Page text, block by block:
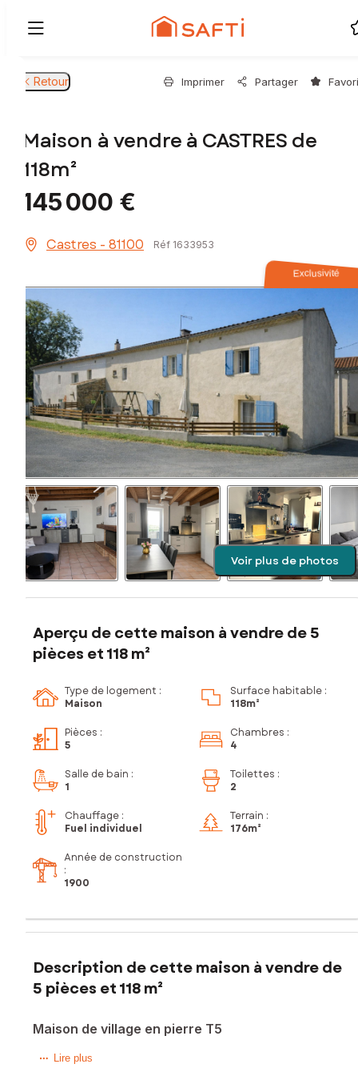
Retour Imprimer Partager
Maison à vendre à CASTRES de
118m²
145 000 €
Castres - 81100 Réf 1633953
Exclusivité
Voir plus de photos
Aperçu de cette maison à vendre de 5
pièces et 118 m²
Type de logement :
Maison
Surface habitable :
118m²
Pièces :
5
Chambres :
4
Salle de bain :
1
Toilettes :
2
Chauffage :
Fuel individuel
Terrain :
176m²
Année de construction
:
1900
Description de cette maison à vendre de
5 pièces et 118 m²
Maison de village en pierre T5
Dans le hameau paisible de la Combélié, cette maison en
Lire plus